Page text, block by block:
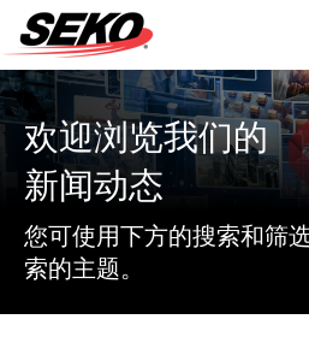
欢迎浏览我们的
新闻动态
您可使用下方的搜索和筛
索的主题。